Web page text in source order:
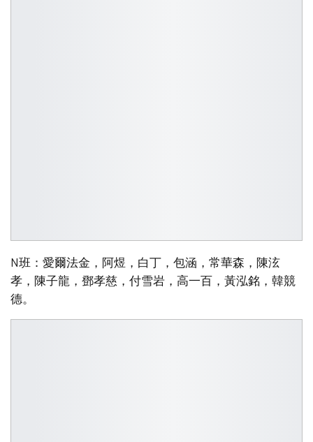
N班：愛爾法金，阿煜，白丁，包涵，常華森，陳泫
孝，陳子龍，鄧孝慈，付雪岩，高一百，黃泓銘，韓競
德。